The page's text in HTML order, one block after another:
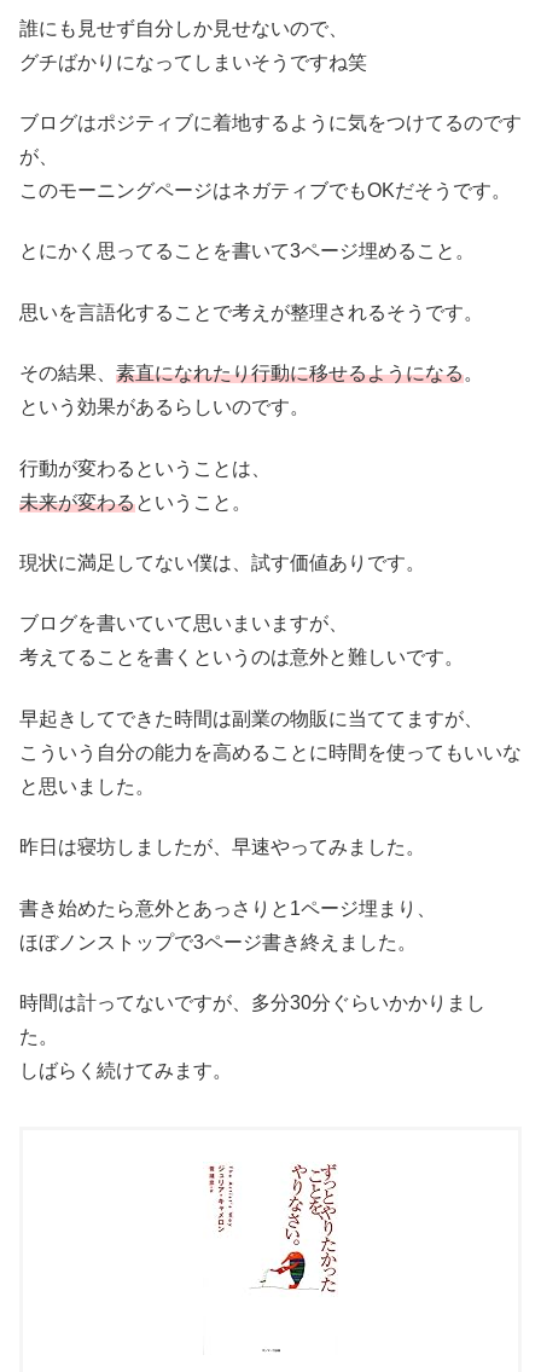
誰にも見せず自分しか見せないので、
グチばかりになってしまいそうですね笑
ブログはポジティブに着地するように気をつけてるのです
が、
このモーニングページはネガティブでもOKだそうです。
とにかく思ってることを書いて3ページ埋めること。
思いを言語化することで考えが整理されるそうです。
その結果、 素直になれたり行動に移せるようになる。
という効果があるらしいのです。
行動が変わるということは、
未来が変わるということ。
現状に満足してない僕は、試す価値ありです。
ブログを書いていて思いまいますが、
考えてることを書くというのは意外と難しいです。
早起きしてできた時間は副業の物販に当ててますが、
こういう自分の能力を高めることに時間を使ってもいいな
と思いました。
昨日は寝坊しましたが、早速やってみました。
書き始めたら意外とあっさりと1ページ埋まり、
ほぼノンストップで3ページ書き終えました。
時間は計ってないですが、多分30分ぐらいかかりまし
た。
しばらく続けてみます。